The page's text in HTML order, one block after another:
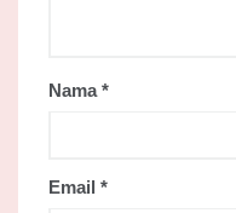
Nama*
Email *